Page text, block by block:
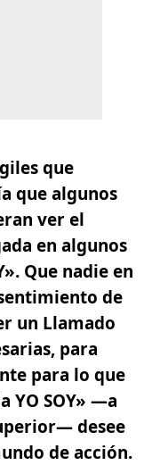
que
que algunos
ver el
en algunos
Que nadie en
de
un Llamado
para
para lo que
YO SOY» —a
desee
de acción.